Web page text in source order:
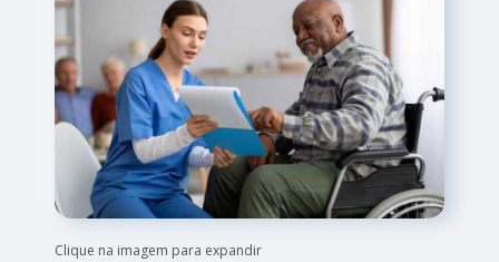
Clique na imagem para expandir